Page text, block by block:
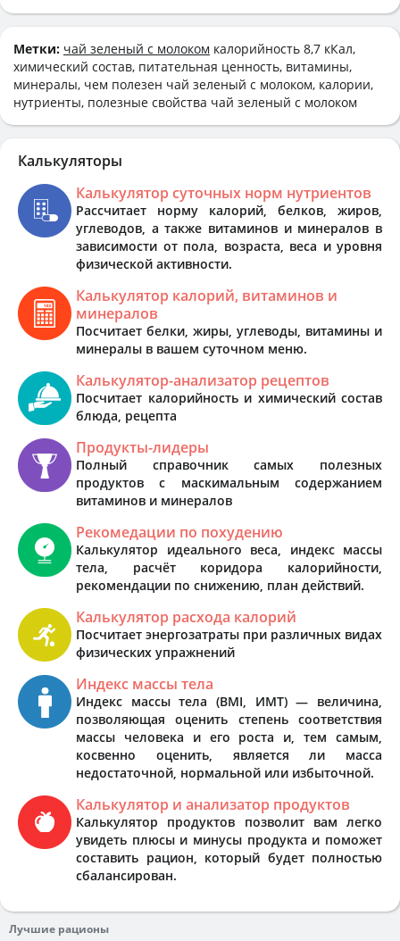
Метки: чай зеленый с молоком калорийность 8,7 кКал,
химический состав, питательная ценность, витамины,
минералы, чем полезен чай зеленый с молоком, калории,
нутриенты, полезные свойства чай зеленый с молоком
Калькуляторы
Калькулятор суточных норм нутриентов
Рассчитает норму калорий, белков, жиров,
углеводов, а также витаминов и минералов в
зависимости от пола, возраста, веса и уровня
физической активности.
Калькулятор калорий, витаминов и
минералов
Посчитает белки, жиры, углеводы, витамины и
минералы в вашем суточном меню.
Калькулятор-анализатор рецептов
Посчитает калорийность и химический состав
блюда, рецепта
Продукты-лидеры
Полный справочник самых полезных
продуктов с маскимальным содержанием
витаминов и минералов
Рекомедации по похудению
Калькулятор идеального веса, индекс массы
тела, расчёт коридора калорийности,
рекомендации по снижению, план действий.
Калькулятор расхода калорий
Посчитает энергозатраты при различных видах
физических упражнений
Индекс массы тела
Индекс массы тела (BMI, ИМТ) — величина,
позволяющая оценить степень соответствия
массы человека и его роста и, тем самым,
косвенно оценить, является ли масса
недостаточной, нормальной или избыточной.
Калькулятор и анализатор продуктов
Калькулятор продуктов позволит вам легко
увидеть плюсы и минусы продукта и поможет
составить рацион, который будет полностью
сбалансирован.
Лучшие рационы